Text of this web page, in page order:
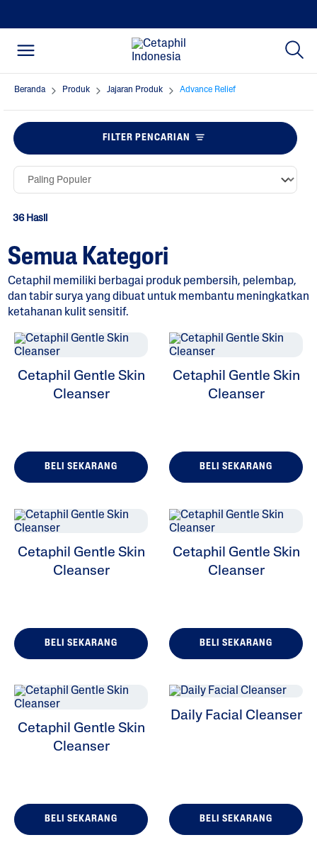
Beranda Produk Jajaran Produk Advance Relief
FILTER PENCARIAN
Pembersih
Masalah Kulit
Jenis Kulit
36 Hasil
Semua Kategori
Cetaphil memiliki berbagai produk pembersih, pelembap,
dan tabir surya yang dibuat untuk membantu meningkatkan
ketahanan kulit sensitif.
Cetaphil Gentle Skin
Cleanser
BELI SEKARANG
Cetaphil Gentle Skin
Cleanser
BELI SEKARANG
Cetaphil Gentle Skin
Cleanser
BELI SEKARANG
Cetaphil Gentle Skin
Cleanser
BELI SEKARANG
Cetaphil Gentle Skin
Cleanser
BELI SEKARANG
Daily Facial Cleanser
BELI SEKARANG